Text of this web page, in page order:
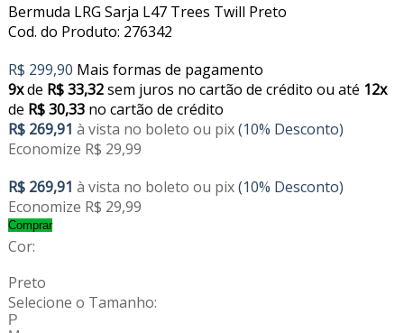
Bermuda LRG Sarja L47 Trees Twill Preto
Cod. do Produto: 276342
R$ 299,90 Mais formas de pagamento
9xde R$ 33,32sem juros no cartão de crédito ou até 12x
de R$ 30,33no cartão de crédito
R$ 269,91 à vista no boleto ou pix(10% Desconto)
Economize R$ 29,99
R$ 269,91 à vista no boleto ou pix(10% Desconto)
Economize R$ 29,99
Comprar
Cor:
Preto
Selecione o Tamanho:
P